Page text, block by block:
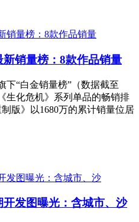
新销量榜：8款作品销量
下“白金销量榜”（数据截至
生化危机》系列单品的畅销排
版》以1680万的累计销量位居
开发图曝光：含城市、沙